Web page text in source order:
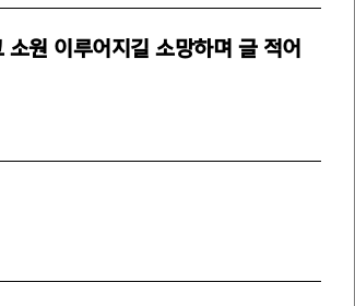
원 이루어지길 소망하며 글 적어